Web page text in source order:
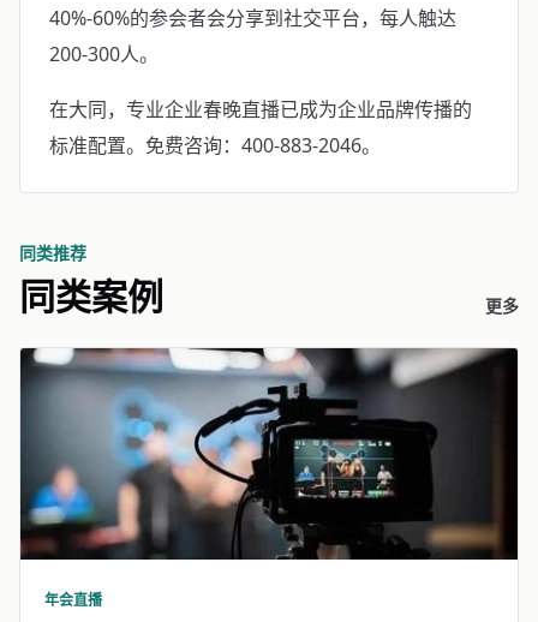
40%-60%的参会者会分享到社交平台，每人触达
200-300人。
在大同，专业企业春晚直播已成为企业品牌传播的
标准配置。免费咨询：400-883-2046。
同类推荐
同类案例 更多
年会直播